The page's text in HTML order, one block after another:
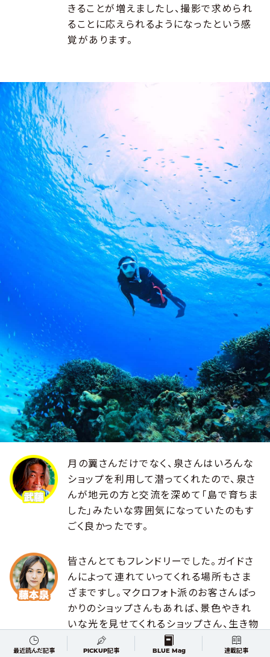
きることが増えましたし、撮影で求められ
ることに応えられるようになったという感
覚があります。
月の翼さんだけでなく、泉さんはいろんな
ショップを利用して潜ってくれたので、泉さ
んが地元の方と交流を深めて「島で育ちま
した」みたいな雰囲気になっていたのもす
ごく良かったです。
皆さんとてもフレンドリーでした。ガイドさ
んによって連れていってくれる場所もさま
ざまですし。マクロフォト派のお客さんばっ
かりのショップさんもあれば、景色やきれ
いな光を見せてくれるショップさん、生き物
を見せてくれるショップさんとかいろいろ
最近読んだ記事 PICKUP記事 BLUE Mag 連載記事